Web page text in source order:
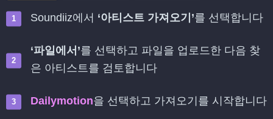
Soundiiz에서 ‘아티스트 가져오기’를 선택합니다
‘파일에서’를 선택하고 파일을 업로드한 다음 찾
은 아티스트를 검토합니다
Dailymotion을 선택하고 가져오기를 시작합니다